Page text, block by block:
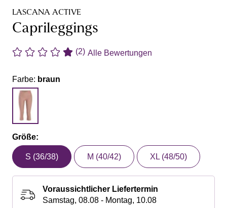
LASCANA ACTIVE
Caprileggings
(2) Alle Bewertungen
Farbe: braun
Größe:
S (36/38) M (40/42) XL (48/50)
Voraussichtlicher Liefertermin
Samstag, 08.08 - Montag, 10.08